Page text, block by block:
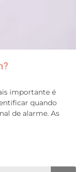
importante é
quando
de alarme. As